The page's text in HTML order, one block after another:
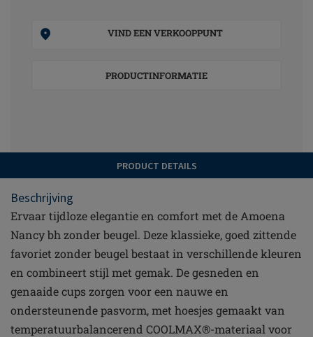
VIND EEN VERKOOPPUNT
PRODUCTINFORMATIE
PRODUCT DETAILS
Beschrijving
Ervaar tijdloze elegantie en comfort met de Amoena
Nancy bh zonder beugel. Deze klassieke, goed zittende
favoriet zonder beugel bestaat in verschillende kleuren
en combineert stijl met gemak. De gesneden en
genaaide cups zorgen voor een nauwe en
ondersteunende pasvorm, met hoesjes gemaakt van
temperatuurbalancerend COOLMAX®-materiaal voor